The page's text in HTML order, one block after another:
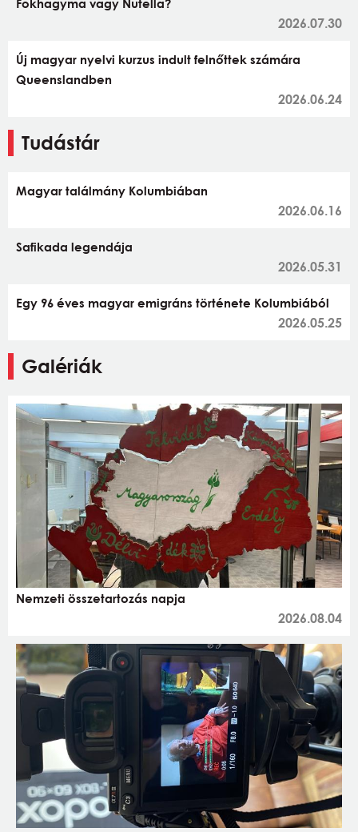
Fokhagyma vagy Nutella?
2026.07.30
Új magyar nyelvi kurzus indult felnőttek számára
Queenslandben
2026.06.24
Tudástár
Magyar találmány Kolumbiában
2026.06.16
Safikada legendája
2026.05.31
Egy 96 éves magyar emigráns története Kolumbiából
2026.05.25
Galériák
Nemzeti összetartozás napja
2026.08.04